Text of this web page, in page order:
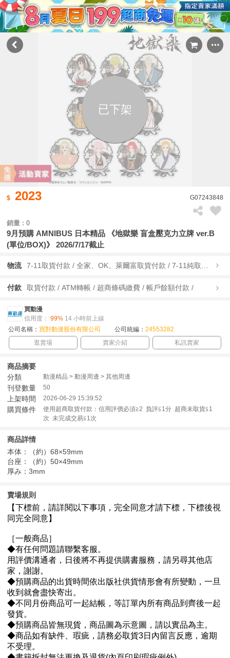
已下架
2023 G07243848
銷量 : 0
9月預購 AMNIBUS 日本精品 《地獄樂 盲盒壓克力立牌 ver.B
(單位/BOX)》 2026/7/17截止
物流
付款 取貨付款 / ATM轉帳 / 超商條碼繳費 / 帳戶餘額付款 /
買動漫
信用度： 99% 14 小時前上線
公司名稱： 買對動漫股份有限公司 公司統編： 24553282
逛賣場
賣家介紹 私訊賣家
商品摘要
分類
動漫精品 > 動漫周邊 > 其他周邊
刊登數量 50
上架時間 2026-06-29 15:39:52
購買條件
使用超商取貨付款：信用評價必須≧2 負評≦1分 超商未取貨≦1
次 未完成交易≦1次
商品詳情
本体：（約）68×59mm
台座：（約）50×49mm
厚み：3mm
賣場規則